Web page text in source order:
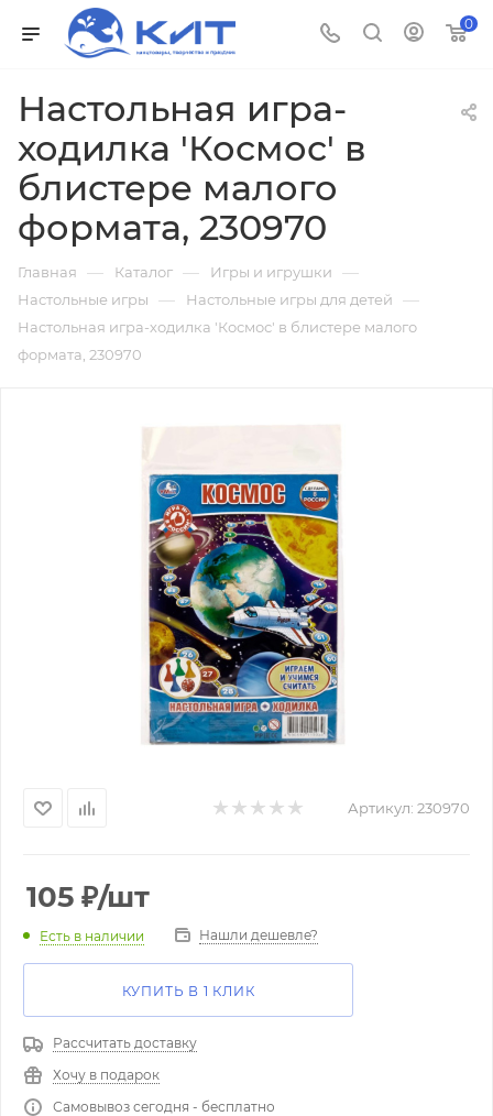
0
Настольная игра-
ходилка 'Космос' в
блистере малого
формата, 230970
Главная — Каталог — Игры и игрушки —
Настольные игры — Настольные игры для детей —
Настольная игра-ходилка 'Космос' в блистере малого
формата, 230970
Артикул: 230970
105 ₽/шт
Есть в наличии Нашли дешевле?
КУПИТЬ В 1 КЛИК
Рассчитать доставку
Хочу в подарок
Самовывоз сегодня - бесплатно